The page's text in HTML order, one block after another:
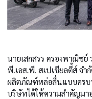
นายเสกสรร ครองพาณิช
พี.เอส.พี. สเปเชียลตี้ส์ จำ
ผลิตภัณฑ์หล่อลื่นแบบครบ
บริษัทได้ให้ความสำคัญมา